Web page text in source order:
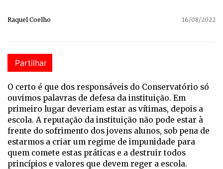
Raquel Coelho 16/08/2022
Partilhar
O certo é que dos responsáveis do Conservatório só
ouvimos palavras de defesa da instituição. Em
primeiro lugar deveriam estar as vítimas, depois a
escola. A reputação da instituição não pode estar à
frente do sofrimento dos jovens alunos, sob pena de
estarmos a criar um regime de impunidade para
quem comete estas práticas e a destruir todos
princípios e valores que devem reger a escola.